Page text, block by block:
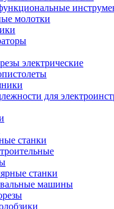
молотки
электрические
для
станки
станки
машины